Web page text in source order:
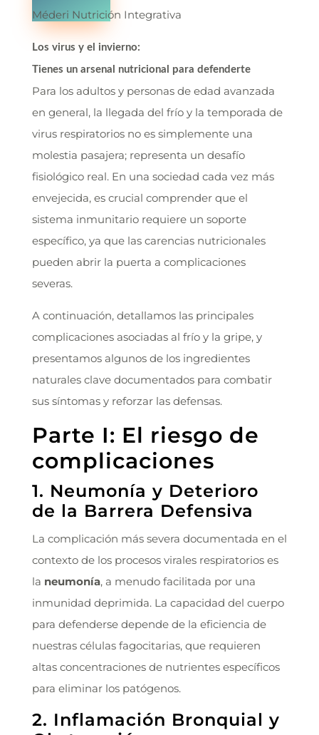
Méderi Nutrición Integrativa
Los virus y el invierno:
Tienes un arsenal nutricional para defenderte
Para los adultos y personas de edad avanzada
en general, la llegada del frío y la temporada de
virus respiratorios no es simplemente una
molestia pasajera; representa un desafío
fisiológico real. En una sociedad cada vez más
envejecida, es crucial comprender que el
sistema inmunitario requiere un soporte
específico, ya que las carencias nutricionales
pueden abrir la puerta a complicaciones
severas.
A continuación, detallamos las principales
complicaciones asociadas al frío y la gripe, y
presentamos algunos de los ingredientes
naturales clave documentados para combatir
sus síntomas y reforzar las defensas.
Parte I: El riesgo de
complicaciones
1. Neumonía y Deterioro
de la Barrera Defensiva
La complicación más severa documentada en el
contexto de los procesos virales respiratorios es
la neumonía, a menudo facilitada por una
inmunidad deprimida. La capacidad del cuerpo
para defenderse depende de la eficiencia de
nuestras células fagocitarias, que requieren
altas concentraciones de nutrientes específicos
para eliminar los patógenos.
2. Inflamación Bronquial y